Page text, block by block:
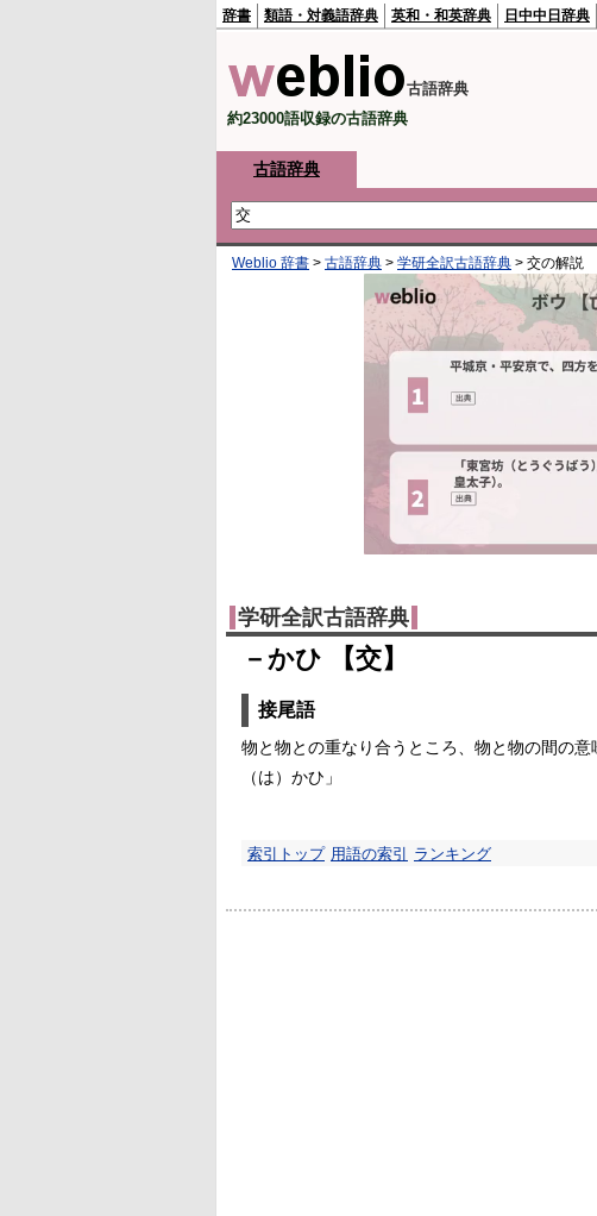
辞書 類語・対義語辞典 英和・和英辞典 日中中日辞典
古語辞典
約23000語収録の古語辞典
古語辞典
Weblio 辞書 > 古語辞典 > 学研全訳古語辞典 > 交の解説
学研全訳古語辞典
－かひ 【交】
接尾語
物と物との重なり合うところ、物と物の間の
（は）かひ」
索引トップ 用語の索引 ランキング